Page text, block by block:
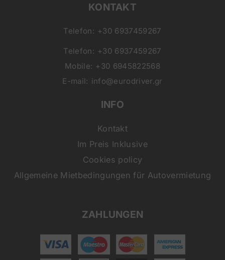
KONTAKT
Telefon: +30 6937459267
Telefon: +30 6937459267
Mobile: +30 6945822568
E-mail: info@eurodriver.gr
INFO
Kontakt
Im Preis Inklusive
Cookies policy
Allgemeine Mietbedingungen für Autovermietung
ZAHLUNGEN